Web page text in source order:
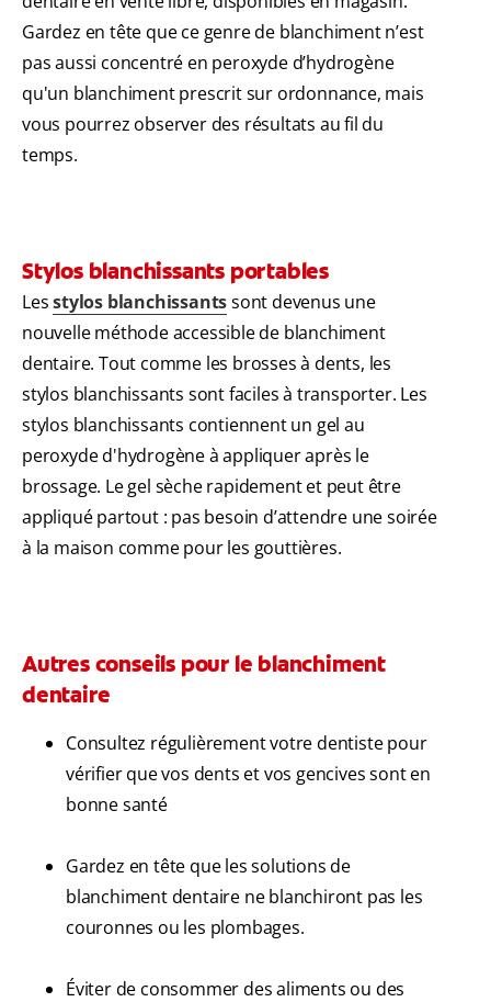
Gardez en tête que ce genre de blanchiment n’est
pas aussi concentré en peroxyde d’hydrogène
qu'un blanchiment prescrit sur ordonnance, mais
vous pourrez observer des résultats au fil du
temps.
Stylos blanchissants portables
Lesstylos blanchissantssont devenus une
nouvelle méthode accessible de blanchiment
dentaire. Tout comme les brosses à dents, les
stylos blanchissants sont faciles à transporter. Les
stylos blanchissants contiennent un gel au
peroxyde d'hydrogène à appliquer après le
brossage. Le gel sèche rapidement et peut être
appliqué partout : pas besoin d’attendre une soirée
à la maison comme pour les gouttières.
Autres conseils pour le blanchiment
dentaire
Consultez régulièrement votre dentiste pour
vérifier que vos dents et vos gencives sont en
bonne santé
Gardez en tête que les solutions de
blanchiment dentaire ne blanchiront pas les
couronnes ou les plombages.
Éviter de consommer des aliments ou des